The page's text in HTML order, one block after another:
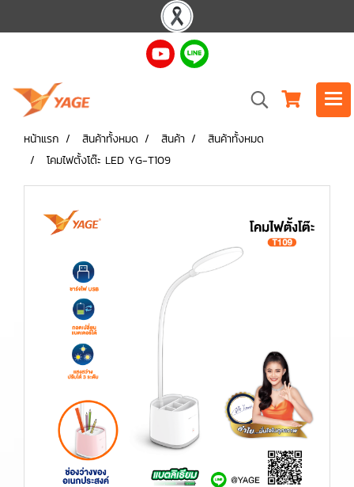
หน้าแรก สินค้าทั้งหมด สินค้า
สินค้าทั้งหมด
โคมไฟตั้งโต๊ะ LED YG-T109